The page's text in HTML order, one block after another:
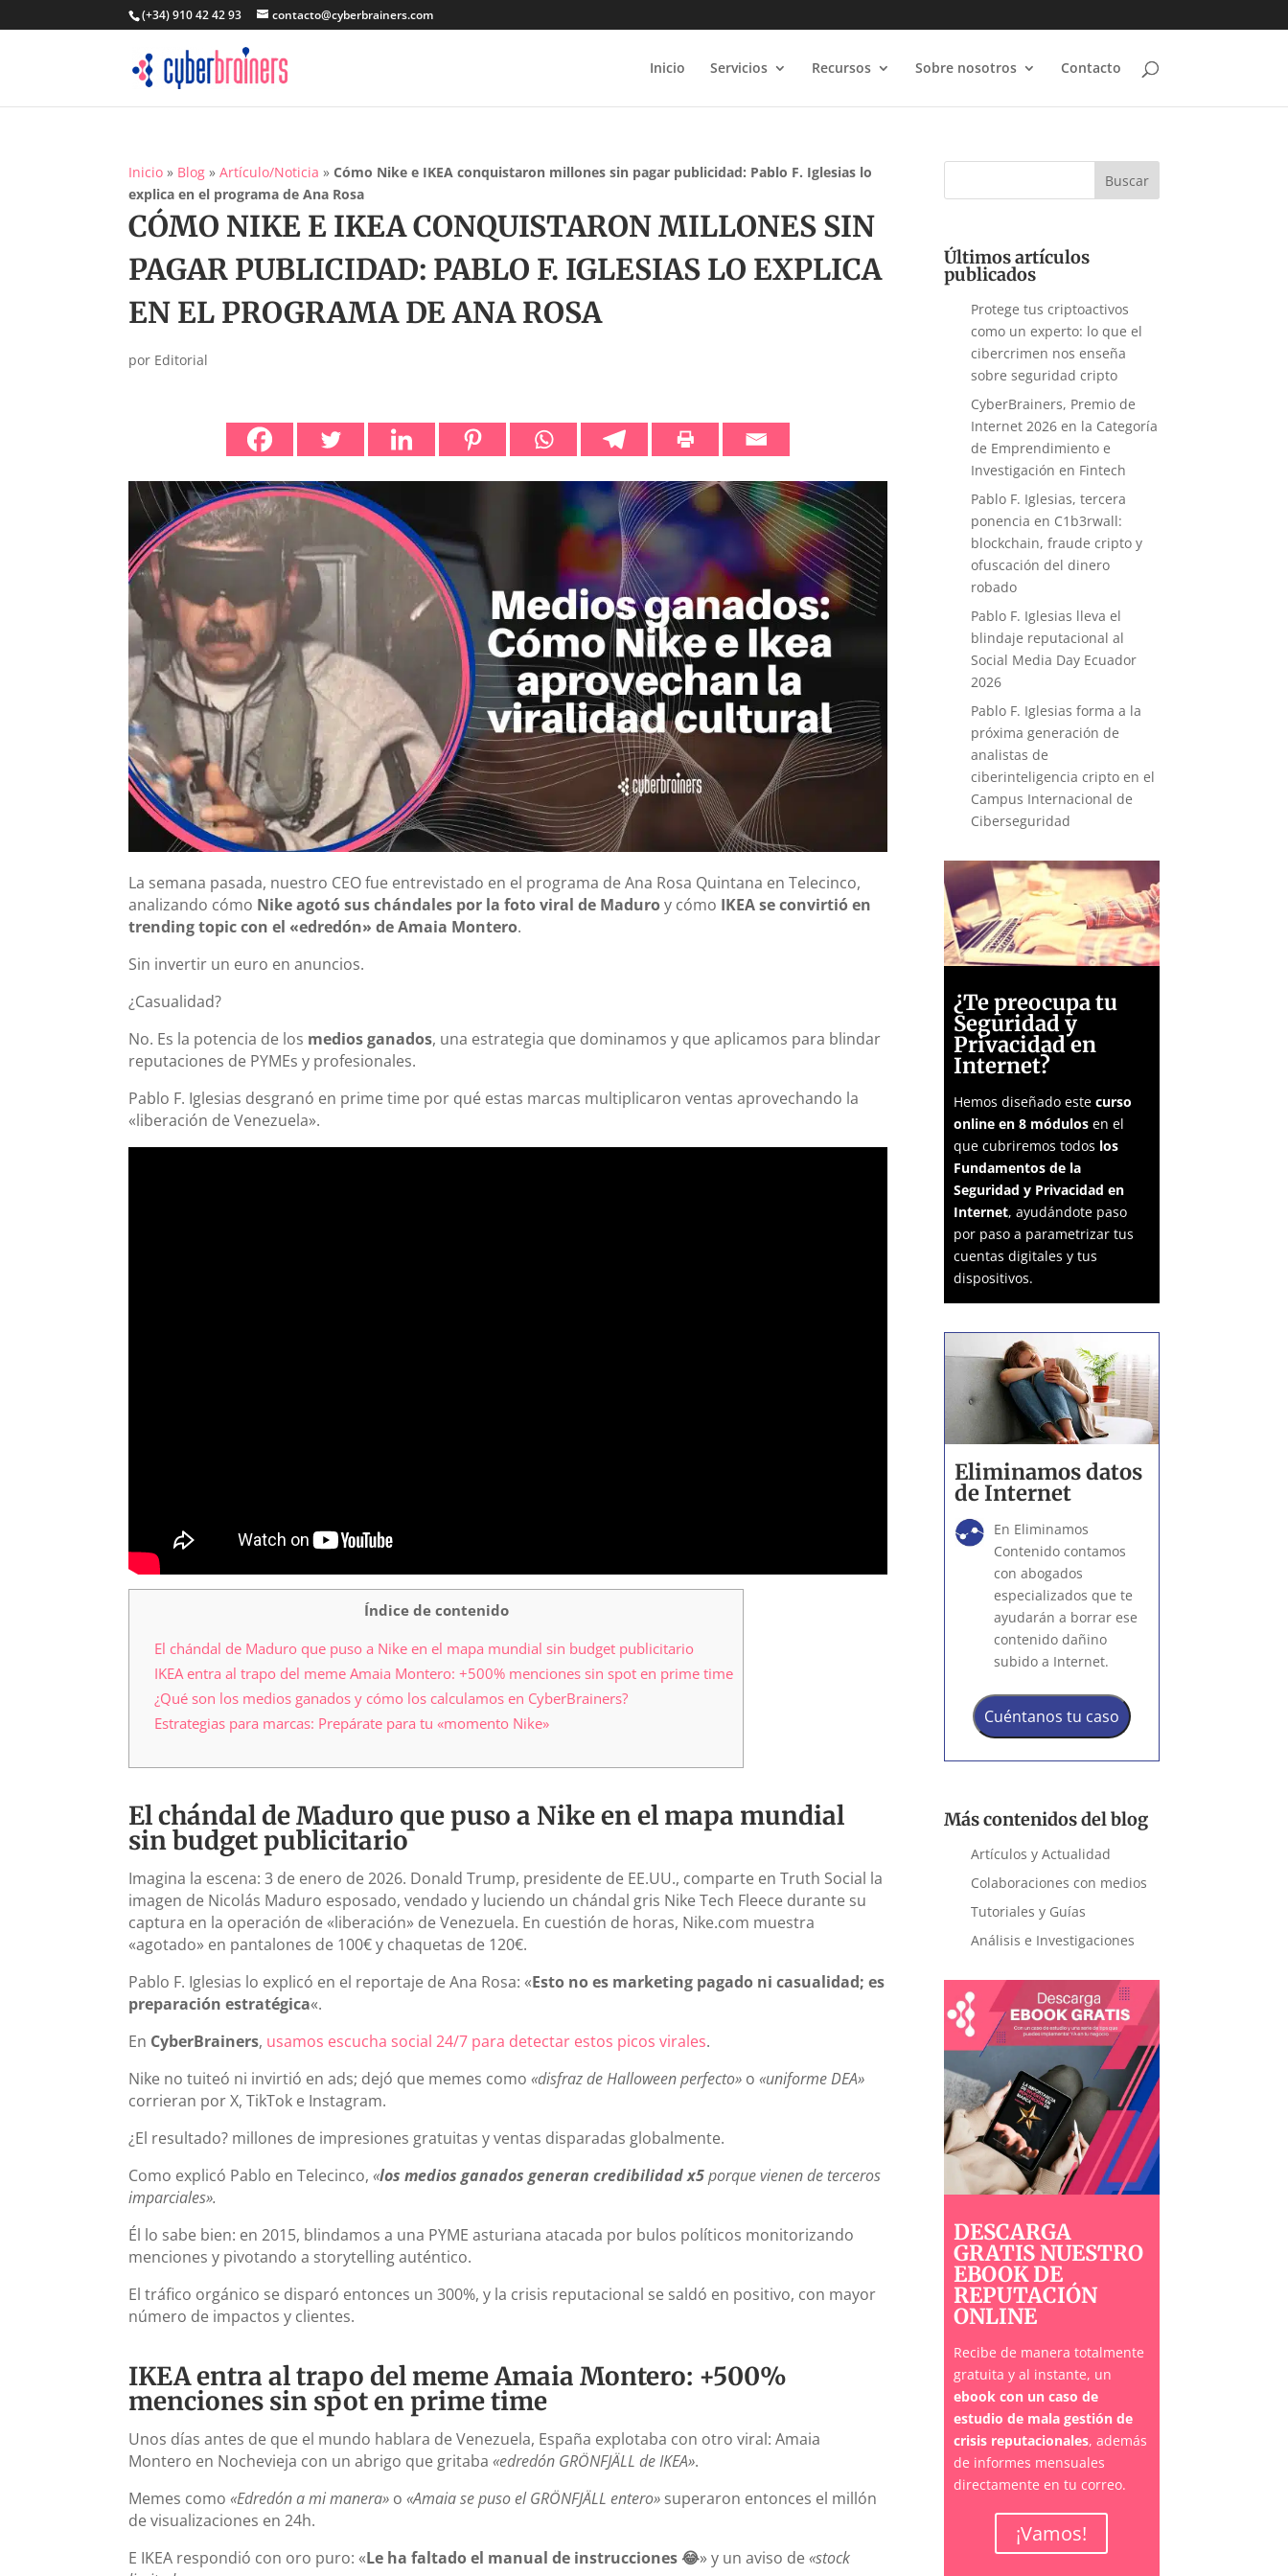
(+34) 910 42 42 93 contacto@cyberbrainers.com
Inicio Servicios Recursos Sobre nosotros Contacto
Inicio » Blog »Artículo/Noticia »Cómo Nike e IKEA conquistaron millones sin pagar publicidad: Pablo F. Iglesias lo
explica en el programa de Ana Rosa
CÓMO NIKE E IKEA CONQUISTARON MILLONES SIN
PAGAR PUBLICIDAD: PABLO F. IGLESIAS LO EXPLICA
EN EL PROGRAMA DE ANA ROSA
por Editorial
La semana pasada, nuestro CEO fue entrevistado en el programa de Ana Rosa Quintana en Telecinco,
analizando cómo Nike agotó sus chándales por la foto viral de Maduroy cómo IKEA se convirtió en
trending topic con el «edredón» de Amaia Montero.
Sin invertir un euro en anuncios.
¿Casualidad?
No. Es la potencia de los medios ganados, una estrategia que dominamos y que aplicamos para blindar
reputaciones de PYMEs y profesionales.
Pablo F. Iglesias desgranó en prime time por qué estas marcas multiplicaron ventas aprovechando la
«liberación de Venezuela».
Índice de contenido
El chándal de Maduro que puso a Nike en el mapa mundial sin budget publicitario
IKEA entra al trapo del meme Amaia Montero: +500% menciones sin spot en prime time
¿Qué son los medios ganados y cómo los calculamos en CyberBrainers?
Estrategias para marcas: Prepárate para tu «momento Nike»
El chándal de Maduro que puso a Nike en el mapa mundial
sin budget publicitario
Imagina la escena: 3 de enero de 2026. Donald Trump, presidente de EE.UU., comparte en Truth Social la
imagen de Nicolás Maduro esposado, vendado y luciendo un chándal gris Nike Tech Fleece durante su
captura en la operación de «liberación» de Venezuela. En cuestión de horas, Nike.com muestra
«agotado» en pantalones de 100€ y chaquetas de 120€.
Pablo F. Iglesias lo explicó en el reportaje de Ana Rosa: «Esto no es marketing pagado ni casualidad; es
preparación estratégica«.
En CyberBrainers, usamos escucha social 24/7 para detectar estos picos virales.
Nike no tuiteó ni invirtió en ads; dejó que memes como «disfraz de Halloween perfecto» o «uniforme DEA»
corrieran por X, TikTok e Instagram.
¿El resultado? millones de impresiones gratuitas y ventas disparadas globalmente.
Como explicó Pablo en Telecinco,«los medios ganados generan credibilidad x5porque vienen de terceros
imparciales».
Él lo sabe bien: en 2015, blindamos a una PYME asturiana atacada por bulos políticos monitorizando
menciones y pivotando a storytelling auténtico.
El tráfico orgánico se disparó entonces un 300%, y la crisis reputacional se saldó en positivo, con mayor
número de impactos y clientes.
IKEA entra al trapo del meme Amaia Montero: +500%
menciones sin spot en prime time
Unos días antes de que el mundo hablara de Venezuela, España explotaba con otro viral: Amaia
Montero en Nochevieja con un abrigo que gritaba «edredón GRÖNFJÄLL de IKEA».
Memes como«Edredón a mi manera» o«Amaia se puso el GRÖNFJÄLL entero» superaron entonces el millón
de visualizaciones en 24h.
E IKEA respondió con oro puro: «Le ha faltado el manual de instrucciones 😂» y un aviso de«stock
Últimos artículos
publicados
Protege tus criptoactivos
como un experto: lo que el
cibercrimen nos enseña
sobre seguridad cripto
CyberBrainers, Premio de
Internet 2026 en la Categoría
de Emprendimiento e
Investigación en Fintech
Pablo F. Iglesias, tercera
ponencia en C1b3rwall:
blockchain, fraude cripto y
ofuscación del dinero
robado
Pablo F. Iglesias lleva el
blindaje reputacional al
Social Media Day Ecuador
2026
Pablo F. Iglesias forma a la
próxima generación de
analistas de
ciberinteligencia cripto en el
Campus Internacional de
Ciberseguridad
¿Te preocupa tu
Seguridad y
Privacidad en
Internet?
Hemos diseñado estecurso
online en 8 módulos en el
que cubriremos todos los
Fundamentos de la
Seguridad y Privacidad en
Internet, ayudándote paso
por paso a parametrizar tus
cuentas digitales y tus
dispositivos.
Eliminamos datos
de Internet
En Eliminamos
Contenido contamos
con abogados
especializados que te
ayudarán a borrar ese
contenido dañino
subido a Internet.
Cuéntanos tu caso
Más contenidos del blog
Artículos y Actualidad
Colaboraciones con medios
Tutoriales y Guías
Análisis e Investigaciones
DESCARGA
GRATIS NUESTRO
EBOOK DE
REPUTACIÓN
ONLINE
Recibe de manera totalmente
gratuita y al instante, un
ebook con un caso de
estudio de mala gestión de
crisis reputacionales, además
de informes mensuales
directamente en tu correo.
¡Vamos!